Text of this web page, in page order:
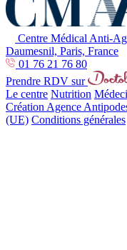
Centre Médical Anti-
Daumesnil, Paris, France
01 76 21 76 80
Prendre RDV sur
Le centre Nutrition
Création Agence
(UE) Conditions générales